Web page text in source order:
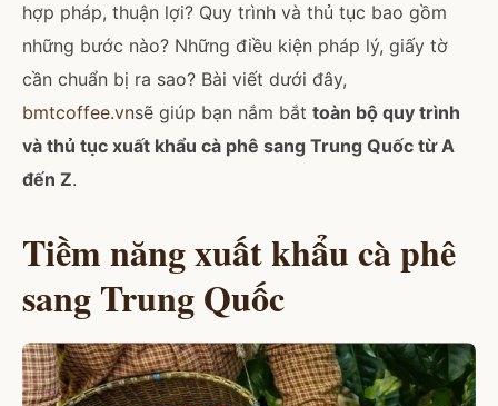
hợp pháp, thuận lợi? Quy trình và thủ tục bao gồm
những bước nào? Những điều kiện pháp lý, giấy tờ
cần chuẩn bị ra sao? Bài viết dưới đây,
bmtcoffee.vnsẽ giúp bạn nắm bắt toàn bộ quy trình
và thủ tục xuất khẩu cà phê sang Trung Quốc từ A
đến Z.
Tiềm năng xuất khẩu cà phê
sang Trung Quốc